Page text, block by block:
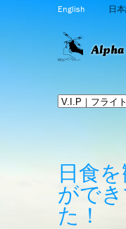
English 日
日食
がで
た！